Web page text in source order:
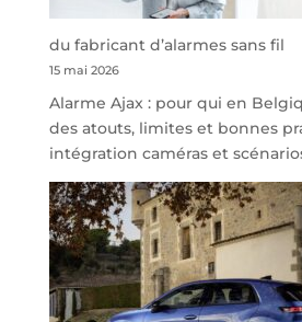
de
parking
sécurisé
à
l’aéroport
de
Charleroi
du fabricant d’alarmes sans fil
15 mai 2026
Alarme Ajax : pour qui en
des atouts, limites et bonnes
intégration caméras et